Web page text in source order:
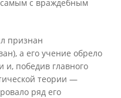
самым с враждебным
признан
а его учение обрело
и, победив главного
теории —
ряд его